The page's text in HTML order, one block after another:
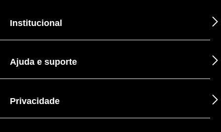
Institucional
Ajuda e suporte
Privacidade